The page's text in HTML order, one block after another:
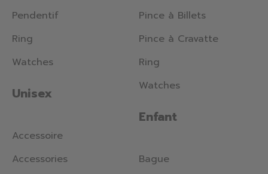
Pendentif
Ring
Watches
Unisex
Accessoire
Accessories
Pince à Billets
Pince à Cravatte
Ring
Watches
Enfant
Bague